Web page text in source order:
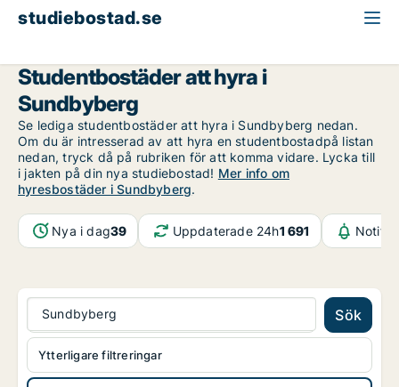
studiebostad.se
Studentbostäder att hyra i
Sundbyberg
Se lediga studentbostäder att hyra i Sundbyberg nedan.
Om du är intresserad av att hyra en studentbostadpå listan
nedan, tryck då på rubriken för att komma vidare. Lycka till
i jakten på din nya studiebostad! Mer info om
hyresbostäder i Sundbyberg.
Nya i dag39 Uppdaterade 24h1 691
Sundbyberg Sök
Ytterligare filtreringar